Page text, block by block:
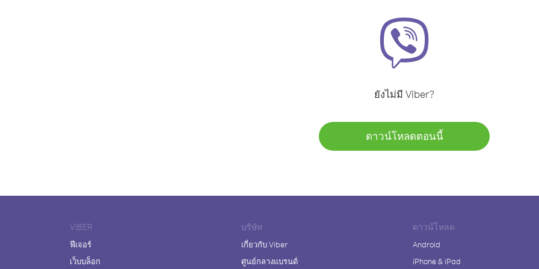
ยังไม่มี Viber?
ดาวน์โหลดตอนนี้
VIBER
ฟีเจอร์
เว็บบล็อก
บริษัท
เกี่ยวกับ Viber
ศูนย์กลางแบรนด์
ดาวน์โหลด
Android
iPhone & iPad